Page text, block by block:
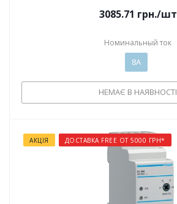
3085.71 грн./шт
Номинальный ток
8А
НЕМАЄ В НАЯВНОСТІ
АКЦІЯ ДОСТАВКА FREE ОТ 5000 ГРН*